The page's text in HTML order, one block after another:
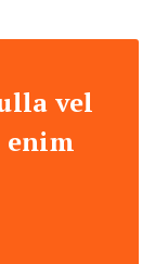
vel
enim